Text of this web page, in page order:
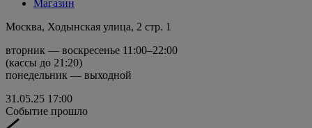
Магазин
Москва, Ходынская улица, 2 стр. 1
вторник — воскресенье 11:00–22:00
(кассы до 21:20)
понедельник — выходной
31.05.25 17:00
Событие прошло